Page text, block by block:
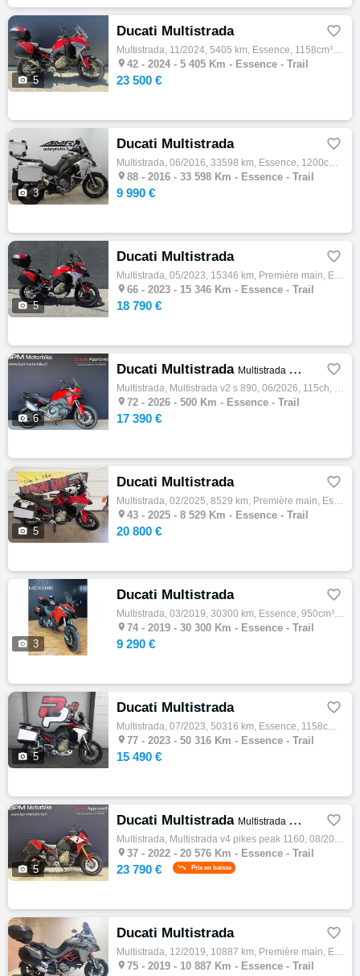
 5
Ducati Multistrada 
Multistrada, 11/2024, 5405 km, Essence, 1158cm³, 23500 € Equipements : ASSISTANCE VERTE vous propose à la vente une DUCATI MULTISTRADA V4S …
 42 - 2024 - 5 405 Km - Essence - Trail
23 500 €
 3
Ducati Multistrada 
Multistrada, 06/2016, 33598 km, Essence, 1200cm³, Couleur gris, 9990 € Equipements : DUCATI MULTISTRADA 1200 ENDURO V2 EXCELLENT ETAT - COL…
 88 - 2016 - 33 598 Km - Essence - Trail
9 990 €
 5
Ducati Multistrada 
Multistrada, 05/2023, 15346 km, Première main, Essence, 1158cm³, Couleur rouge, 18790 € Equipements : MOTO EN TRES BON ETAT ENTRETIEN A JOU…
 66 - 2023 - 15 346 Km - Essence - Trail
18 790 €
 6
Ducati Multistrada Multistrada V2 S 890 
Multistrada, Multistrada v2 s 890, 06/2026, 115ch, 9cv, 500 km, Essence, 890cm³, Couleur rouge, Garantie 24 mois, 17390 € Equipements : Duc…
 72 - 2026 - 500 Km - Essence - Trail
17 390 €
 5
Ducati Multistrada 
Multistrada, 02/2025, 8529 km, Première main, Essence, 1153cm³, Couleur rouge, 20800 € Equipements : Ducati 1000 Multistrada V4S 2025, 8529…
 43 - 2025 - 8 529 Km - Essence - Trail
20 800 €
 3
Ducati Multistrada 
Multistrada, 03/2019, 30300 km, Essence, 950cm³, Couleur rouge, 9290 € Equipements : Votre concession Mekanik, concessionnaire officiel Hon…
 74 - 2019 - 30 300 Km - Essence - Trail
9 290 €
 5
Ducati Multistrada 
Multistrada, 07/2023, 50316 km, Essence, 1158cm³, Couleur rouge, 15490 € Equipements : Très belle Ducati Multistrada V4 Rally Travel radar …
 77 - 2023 - 50 316 Km - Essence - Trail
15 490 €
 5
Ducati Multistrada Multistrada V4 Pikes Peak 1160 
Multistrada, Multistrada v4 pikes peak 1160, 08/2022, 170ch, 11cv, 20576 km, Essence, 1158cm³, 23790 € Equipements : Pikes Peak Livery |ABS…
 37 - 2022 - 20 576 Km - Essence - Trail
23 790 € Prix en baisse
Ducati Multistrada 
Multistrada, 12/2019, 10887 km, Première main, Essence, 1260cm³, Couleur gris, 15990 € Equipements : La Ducati Multistrada 1260 S Grand Tou…
 75 - 2019 - 10 887 Km - Essence - Trail